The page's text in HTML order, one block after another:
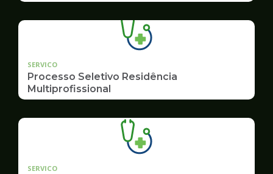
SERVICO
Processo Seletivo Residência
Multiprofissional
SERVICO